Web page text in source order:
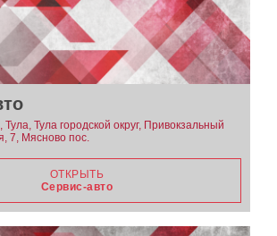
Тула, Тула городской округ, Привокзальный
7, Мясново пос.
ОТКРЫТЬ
Сервис-авто